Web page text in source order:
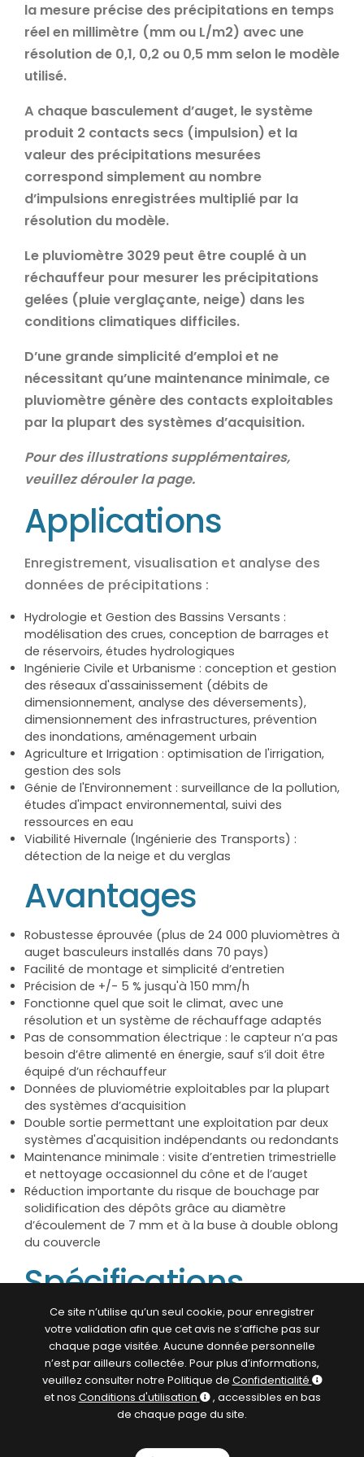
Ce site n’utilise qu’un seul cookie, pour enregistrer
votre validation afin que cet avis ne s’affiche pas sur
chaque page visitée. Aucune donnée personnelle
n’est par ailleurs collectée. Pour plus d’informations,
veuillez consulter notre Politique de Confidentialité
et nos Conditions d'utilisation
, accessibles en bas
de chaque page du site.
la mesure précise des précipitations en temps
réel en millimètre (mm ou L/m2) avec une
résolution de 0,1, 0,2 ou 0,5 mm selon le modèle
utilisé.
A chaque basculement d’auget, le système
produit 2 contacts secs (impulsion) et la
valeur des précipitations mesurées
correspond simplement au nombre
d’impulsions enregistrées multiplié par la
résolution du modèle.
Le pluviomètre 3029 peut être couplé à un
réchauffeur pour mesurer les précipitations
gelées (pluie verglaçante, neige) dans les
conditions climatiques difficiles.
D’une grande simplicité d’emploi et ne
nécessitant qu’une maintenance minimale, ce
pluviomètre génère des contacts exploitables
par la plupart des systèmes d’acquisition.
Pour des illustrations supplémentaires,
veuillez dérouler la page.
Applications
Enregistrement, visualisation et analyse des
données de précipitations :
Hydrologie et Gestion des Bassins Versants :
modélisation des crues, conception de barrages et
de réservoirs, études hydrologiques
Ingénierie Civile et Urbanisme : conception et gestion
des réseaux d'assainissement (débits de
dimensionnement, analyse des déversements),
dimensionnement des infrastructures, prévention
des inondations, aménagement urbain
Agriculture et Irrigation : optimisation de l'irrigation,
gestion des sols
Génie de l'Environnement : surveillance de la pollution,
études d'impact environnemental, suivi des
ressources en eau
Viabilité Hivernale (Ingénierie des Transports) :
détection de la neige et du verglas
Avantages
Robustesse éprouvée (plus de 24 000 pluviomètres à
auget basculeurs installés dans 70 pays)
Facilité de montage et simplicité d’entretien
Précision de +/- 5 % jusqu'à 150 mm/h
Fonctionne quel que soit le climat, avec une
résolution et un système de réchauffage adaptés
Pas de consommation électrique : le capteur n’a pas
besoin d’être alimenté en énergie, sauf s’il doit être
équipé d’un réchauffeur
Données de pluviométrie exploitables par la plupart
des systèmes d’acquisition
Double sortie permettant une exploitation par deux
systèmes d'acquisition indépendants ou redondants
Maintenance minimale : visite d’entretien trimestrielle
et nettoyage occasionnel du cône et de l’auget
Réduction importante du risque de bouchage par
solidification des dépôts grâce au diamètre
d’écoulement de 7 mm et à la buse à double oblong
du couvercle
Spécifications
Trois modèles de pluviomètre 3029 :
— 3029/1 : auget de 4g d’eau, 0,1 mm de hauteur
d’eau/contact
— 3029/2 : auget de 8g d’eau, 0,2 mm de hauteur
d’eau/contact
— 3029/5 : auget de 20g d’eau, 0,5 mm de hauteur